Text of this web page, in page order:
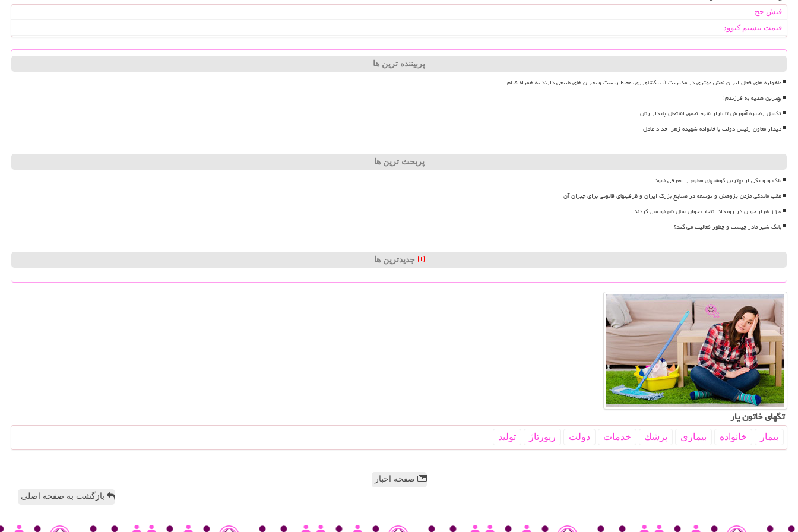
فیش حج
قیمت بیسیم کنوود
پربیننده ترین ها
ماهواره های فعال ایران نقش مؤثری در مدیریت آب، کشاورزی، محیط زیست و بحران های طبیعی دارند به همراه فیلم
بهترین هدیه به فرزندم!
تکمیل زنجیره آموزش تا بازار شرط تحقق اشتغال پایدار زنان
دیدار معاون رئیس دولت با خانواده شهیده زهرا حداد عادل
پربحث ترین ها
بلک ویو یکی از بهترین گوشیهای مقاوم را معرفی نمود
عقب ماندگی مزمن پژوهش و توسعه در صنایع بزرگ ایران و ظرفیتهای قانونی برای جبران آن
۱۱۰ هزار جوان در رویداد انتخاب جوان سال نام نویسی کردند
بانک شیر مادر چیست و چطور فعالیت می کند؟
جدیدترین ها
تگهای خاتون یار
بیمار خانواده بیماری پزشك خدمات دولت رپورتاژ تولید
صفحه اخبار
بازگشت به صفحه اصلی